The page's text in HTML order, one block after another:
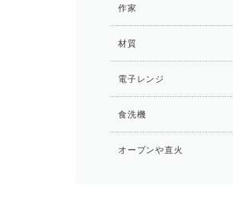
作家
材質
電子レンジ
食洗機
オーブンや直火